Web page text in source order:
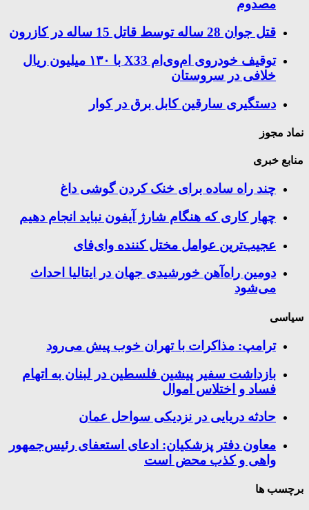
مصدوم
قتل جوان 28 ساله توسط قاتل 15 ساله در کازرون
توقیف خودروی ام‌وی‌ام X33 با ۱۳۰ میلیون ریال
خلافی در سروستان
دستگیری سارقین کابل برق در کوار
نماد مجوز
منابع خبری
چند راه‌ ساده برای خنک کردن گوشی داغ
چهار کاری که هنگام شارژ آیفون نباید انجام دهیم
عجیب‌ترین عوامل مختل کننده وای‌فای
دومین راه‌آهن خورشیدی جهان در ایتالیا احداث
می‌شود
سیاسی
ترامپ: مذاکرات با تهران خوب پیش می‌رود
بازداشت سفیر پیشین فلسطین در لبنان به اتهام
فساد و اختلاس اموال
حادثه دریایی در نزدیکی سواحل عمان
معاون دفتر پزشکیان: ادعای استعفای رئیس‌جمهور
واهی و کذب محض است
برچسب ها